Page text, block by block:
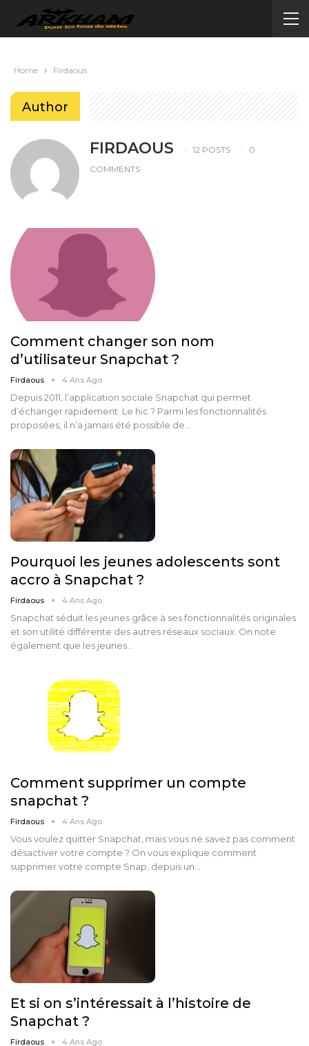
Home Firdaous
Author
FIRDAOUS 12 POSTS
0
COMMENTS
Comment changer son nom
d’utilisateur Snapchat ?
Firdaous 4 Ans Ago
Depuis 2011, l’application sociale Snapchat qui permet
d’échanger rapidement. Le hic ? Parmi les fonctionnalités
proposées, il n’a jamais été possible de…
Pourquoi les jeunes adolescents sont
accro à Snapchat ?
Firdaous 4 Ans Ago
Snapchat séduit les jeunes grâce à ses fonctionnalités originales
et son utilité différente des autres réseaux sociaux. On note
également que les jeunes…
Comment supprimer un compte
snapchat ?
Firdaous 4 Ans Ago
Vous voulez quitter Snapchat, mais vous ne savez pas comment
désactiver votre compte ? On vous explique comment
supprimer votre compte Snap, depuis un…
Et si on s’intéressait à l’histoire de
Snapchat ?
Firdaous 4 Ans Ago